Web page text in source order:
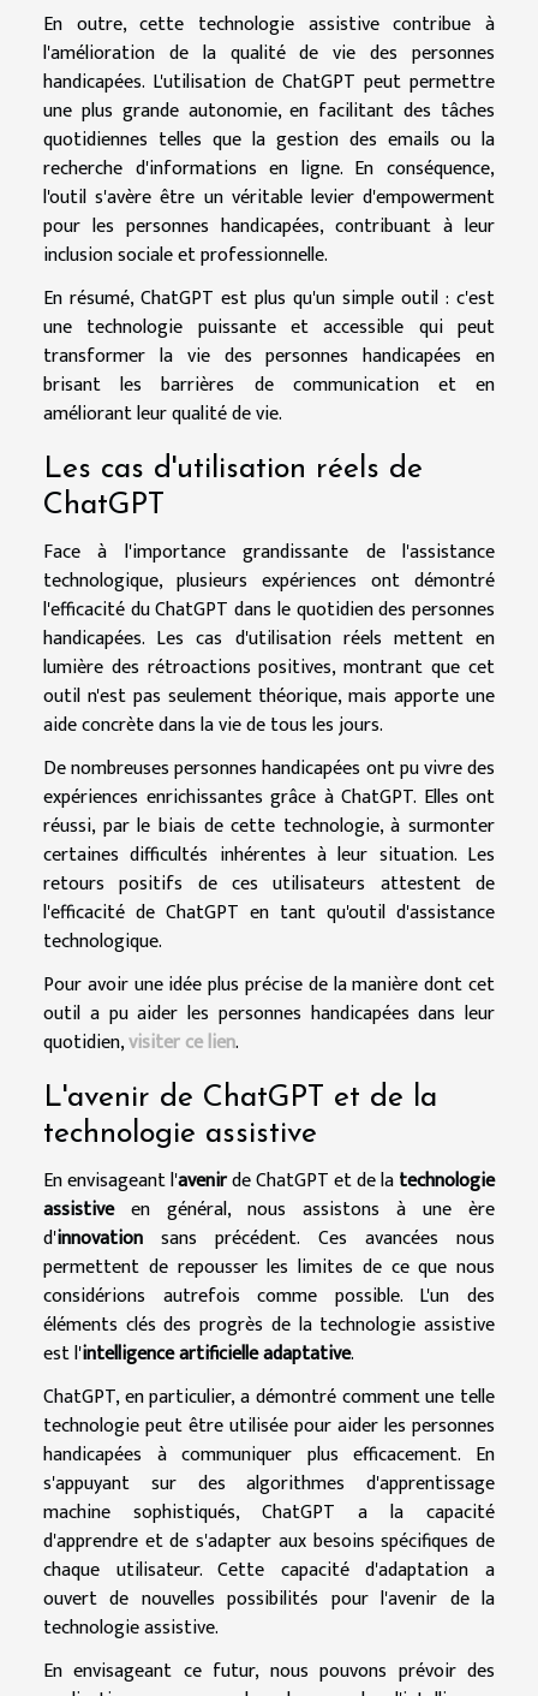
En outre, cette technologie assistive contribue à
l'amélioration de la qualité de vie des personnes
handicapées. L'utilisation de ChatGPT peut permettre
une plus grande autonomie, en facilitant des tâches
quotidiennes telles que la gestion des emails ou la
recherche d'informations en ligne. En conséquence,
l'outil s'avère être un véritable levier d'empowerment
pour les personnes handicapées, contribuant à leur
inclusion sociale et professionnelle.
En résumé, ChatGPT est plus qu'un simple outil : c'est
une technologie puissante et accessible qui peut
transformer la vie des personnes handicapées en
brisant les barrières de communication et en
améliorant leur qualité de vie.
Les cas d'utilisation réels de
ChatGPT
Face à l'importance grandissante de l'assistance
technologique, plusieurs expériences ont démontré
l'efficacité du ChatGPT dans le quotidien des personnes
handicapées. Les cas d'utilisation réels mettent en
lumière des rétroactions positives, montrant que cet
outil n'est pas seulement théorique, mais apporte une
aide concrète dans la vie de tous les jours.
De nombreuses personnes handicapées ont pu vivre des
expériences enrichissantes grâce à ChatGPT. Elles ont
réussi, par le biais de cette technologie, à surmonter
certaines difficultés inhérentes à leur situation. Les
retours positifs de ces utilisateurs attestent de
l'efficacité de ChatGPT en tant qu'outil d'assistance
technologique.
Pour avoir une idée plus précise de la manière dont cet
outil a pu aider les personnes handicapées dans leur
quotidien,visiter ce lien.
L'avenir de ChatGPT et de la
technologie assistive
En envisageant l'avenirde ChatGPT et de latechnologie
assistiveen général, nous assistons à une ère
d'innovation sans précédent. Ces avancées nous
permettent de repousser les limites de ce que nous
considérions autrefois comme possible. L'un des
éléments clés des progrès de la technologie assistive
est l'intelligence artificielle adaptative.
ChatGPT, en particulier, a démontré comment une telle
technologie peut être utilisée pour aider les personnes
handicapées à communiquer plus efficacement. En
s'appuyant sur des algorithmes d'apprentissage
machine sophistiqués, ChatGPT a la capacité
d'apprendre et de s'adapter aux besoins spécifiques de
chaque utilisateur. Cette capacité d'adaptation a
ouvert de nouvelles possibilités pour l'avenir de la
technologie assistive.
En envisageant ce futur, nous pouvons prévoir des